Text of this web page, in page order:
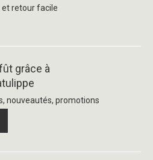
et retour facile
grâce à
nouveautés, promotions